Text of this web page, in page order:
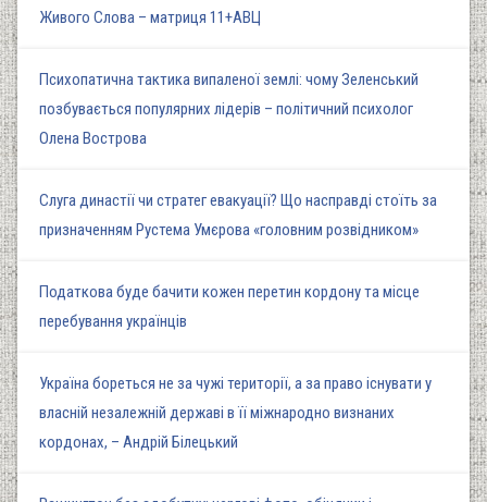
Живого Слова – матриця 11+АВЦ
Психопатична тактика випаленої землі: чому Зеленський
позбувається популярних лідерів – політичний психолог
Олена Вострова
Слуга династії чи стратег евакуації? Що насправді стоїть за
призначенням Рустема Умєрова «головним розвідником»
Податкова буде бачити кожен перетин кордону та місце
перебування українців
Україна бореться не за чужі території, а за право існувати у
власній незалежній державі в її міжнародно визнаних
кордонах, – Андрій Білецький